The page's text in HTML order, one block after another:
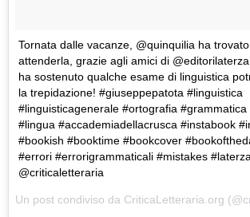
Tornata dalle vacanze, @quinquilia ha
attenderla, grazie agli amici di
ha sostenuto qualche esame di linguistica
la trepidazione! #giuseppepatota #linguistica
#linguisticagenerale #ortografia #grammatica
#lingua #accademiadellacrusca #instabook
#bookish #booktime #bookcover
#errori #errorigrammaticali #mistakes #laterza
@criticaletteraria